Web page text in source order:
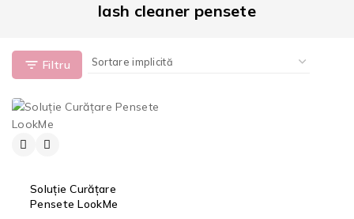
lash cleaner pensete
Filtru
Soluție Curățare
Pensete LookMe